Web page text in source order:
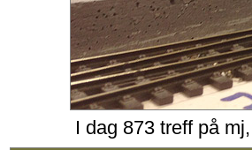
I dag 873 treff på